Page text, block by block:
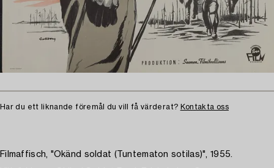
Har du ett liknande föremål du vill få värderat? Kontakta oss
Filmaffisch, "Okänd soldat (Tuntematon sotilas)", 1955.